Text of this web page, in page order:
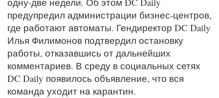
предупредил администрации бизнес-центров,
где работают автоматы. Гендиректор DC Daily
Илья Филимонов подтвердил остановку
работы, отказавшись от дальнейших
комментариев. В среду в социальных сетях
DC Daily появилось объявление, что вся
команда уходит на карантин.